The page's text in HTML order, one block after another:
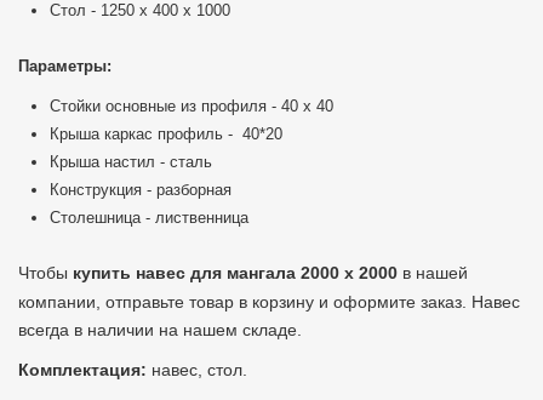
Стол - 1250 х 400 х 1000
Параметры:
Стойки основные из профиля - 40 х 40
Крыша каркас профиль - 40*20
Крыша настил - сталь
Конструкция - разборная
Столешница - лиственница
Чтобы купить навес для мангала 2000 х 2000 в нашей
компании, отправьте товар в корзину и оформите заказ. Навес
всегда в наличии на нашем складе.
Комплектация: навес, стол.